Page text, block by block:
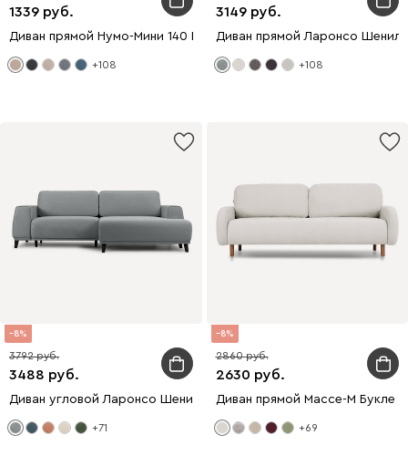
1339
Диван прямой Нумо-Мини 140 Велюр Латте
+108
3149
Диван прямой Ларонсо
+108
8
3488
3792
Диван угловой Ларонсо Шенилл Серый
+71
8
2630
2860
Диван прямой Массе-М Букле
+69